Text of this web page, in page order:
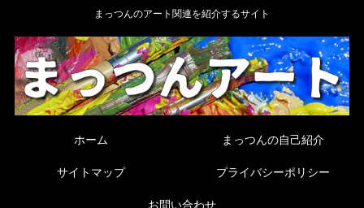
まっつんのアート関連を紹介するサイト
ホーム まっつんの自己紹介
サイトマップ プライバシーポリシー
お問い合わせ